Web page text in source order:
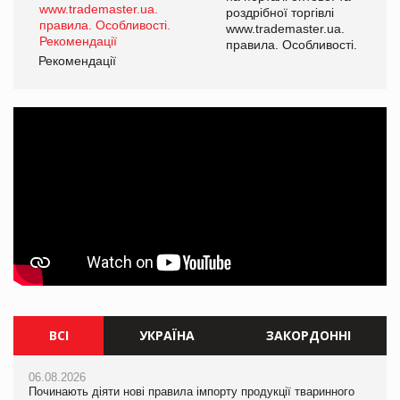
роздрібної торгівлі
www.trademaster.ua.
правила. Особливості.
Рекомендації
ВСІ УКРАЇНА ЗАКОРДОННІ
06.08.2026
Починають діяти нові правила імпорту продукції тваринного
06.08.2026
Починають діяти нові правила імпорту продукції тваринного
06.08.2026
Починають діяти нові правила імпорту продукції тваринного